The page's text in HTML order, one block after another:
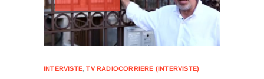
INTERVISTE,TV RADIOCORRIERE (INTERVISTE)